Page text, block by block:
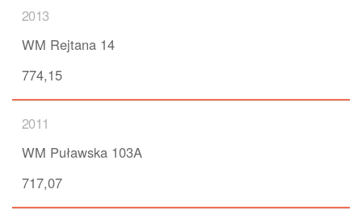
2013
WM Rejtana 14
774,15
2011
WM Puławska 103A
717,07